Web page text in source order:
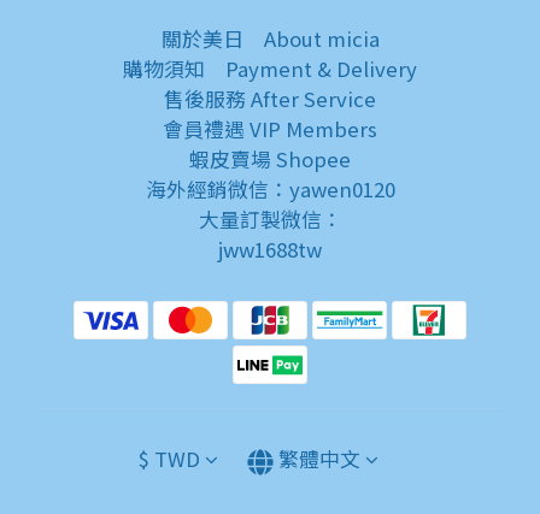
關於美日 About micia
購物須知 Payment & Delivery
售後服務 After Service
會員禮遇 VIP Members
蝦皮賣場 Shopee
海外經銷微信：yawen0120
大量訂製微信：
jww1688tw
$ TWD 繁體中文